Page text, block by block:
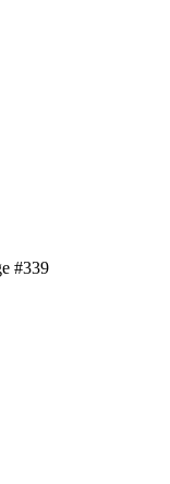
#339